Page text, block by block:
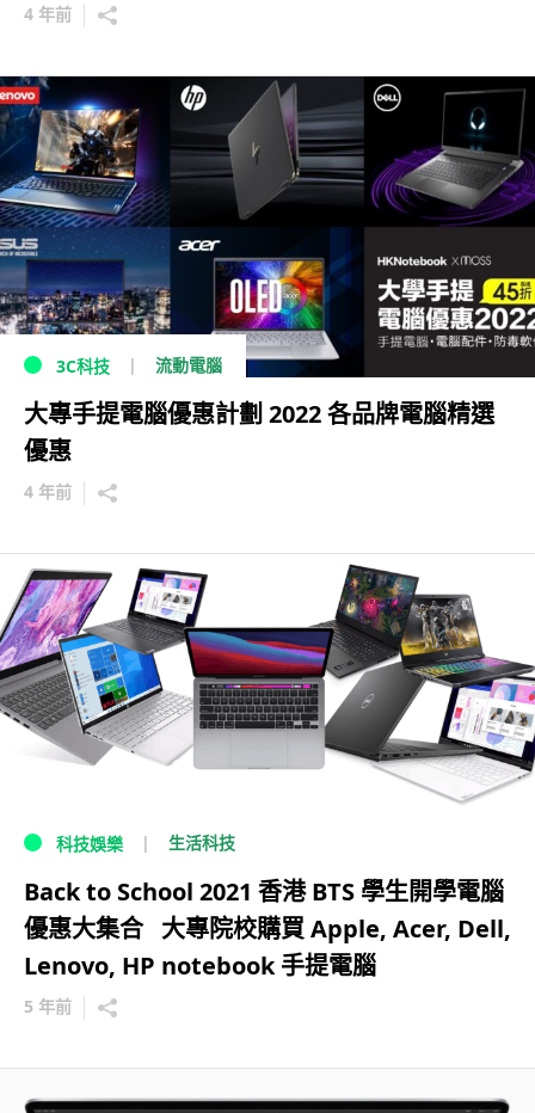
4 年前
3C科技 流動電腦
大專手提電腦優惠計劃 2022 各品牌電腦精選
優惠
4 年前
科技娛樂 生活科技
Back to School 2021 香港 BTS 學生開學電腦
優惠大集合 大專院校購買 Apple, Acer, Dell,
Lenovo, HP notebook 手提電腦
5 年前